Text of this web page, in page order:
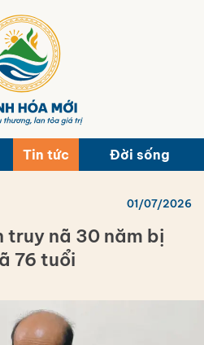
Tin tức Đời sống
01/07/2026
truy nã 30 năm bị
76 tuổi